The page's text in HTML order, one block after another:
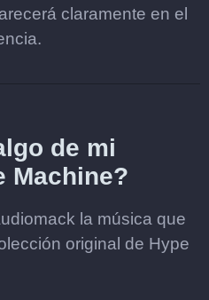
claramente en el
de mi
Machine?
la música que
original de Hype